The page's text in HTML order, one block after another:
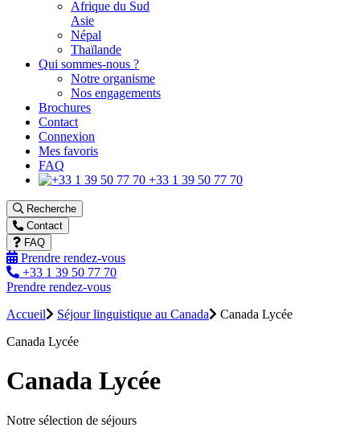
Afrique du Sud
Asie
Népal
Thaïlande
Qui sommes-nous ?
Notre organisme
Nos engagements
Brochures
Contact
Connexion
Mes favoris
FAQ
+33 1 39 50 77 70
Recherche
Contact
FAQ
Prendre rendez-vous
+33 1 39 50 77 70
Prendre rendez-vous
Accueil
Séjour linguistique au Canada
Canada Lycée
Canada Lycée
Canada Lycée
Notre sélection de séjours